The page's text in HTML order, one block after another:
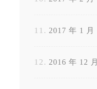
2017 年 1 月
2016 年 12 月